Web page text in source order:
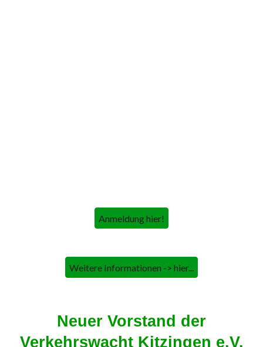
Anmeldung hier!
Weitere Informationen -> hier...
Neuer Vorstand der
Verkehrswacht Kitzingen e.V.